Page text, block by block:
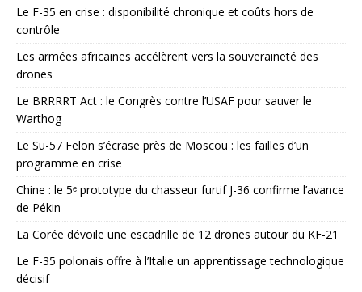
Le F-35 en crise : disponibilité chronique et coûts hors de
contrôle
Les armées africaines accélèrent vers la souveraineté des
drones
Le BRRRRT Act : le Congrès contre l’USAF pour sauver le
Warthog
Le Su-57 Felon s’écrase près de Moscou : les failles d’un
programme en crise
Chine : le 5ᵉ prototype du chasseur furtif J-36 confirme l’avance
de Pékin
La Corée dévoile une escadrille de 12 drones autour du KF-21
Le F-35 polonais offre à l’Italie un apprentissage technologique
décisif